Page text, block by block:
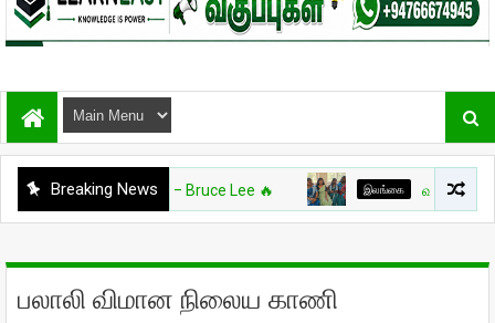
Breaking News
நாயகன் – Bruce Lee 🔥 இலங்கை வட்டுக்கோட்டை இந்துக்
பலாலி விமான நிலைய காணி